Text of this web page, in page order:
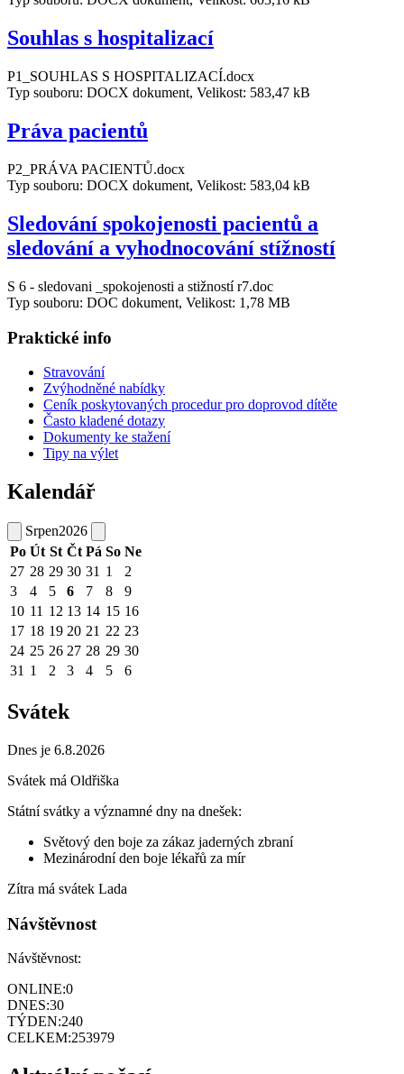
Souhlas s hospitalizací
P1_SOUHLAS S HOSPITALIZACÍ.docx
Typ souboru: DOCX dokument, Velikost: 583,47 kB
Práva pacientů
P2_PRÁVA PACIENTŮ.docx
Typ souboru: DOCX dokument, Velikost: 583,04 kB
Sledování spokojenosti pacientů a
sledování a vyhodnocování stížností
S 6 - sledovani _spokojenosti a stižností r7.doc
Typ souboru: DOC dokument, Velikost: 1,78 MB
Praktické info
Stravování
Zvýhodněné nabídky
Ceník poskytovaných procedur pro doprovod dítěte
Často kladené dotazy
Dokumenty ke stažení
Tipy na výlet
Kalendář
Srpen2026
Po Út St Čt Pá So Ne
27 28 29 30 31 1
2
3
4 5 6 7 8
9
10 11 12 13 14 15 16
17 18 19 20 21 22 23
24 25 26 27 28 29 30
31 1 2 3 4 5 6
Svátek
Dnes je 6.8.2026
Svátek má Oldřiška
Státní svátky a významné dny na dnešek:
Světový den boje za zákaz jaderných zbraní
Mezinárodní den boje lékařů za mír
Zítra má svátek Lada
Návštěvnost
Návštěvnost:
ONLINE:0
DNES:30
TÝDEN:240
CELKEM:253979